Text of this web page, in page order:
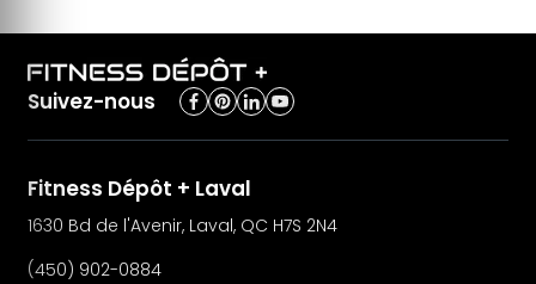
Suivez-nous
Fitness Dépôt + Laval
1630 Bd de l'Avenir, Laval, QC H7S 2N4
(450) 902-0884